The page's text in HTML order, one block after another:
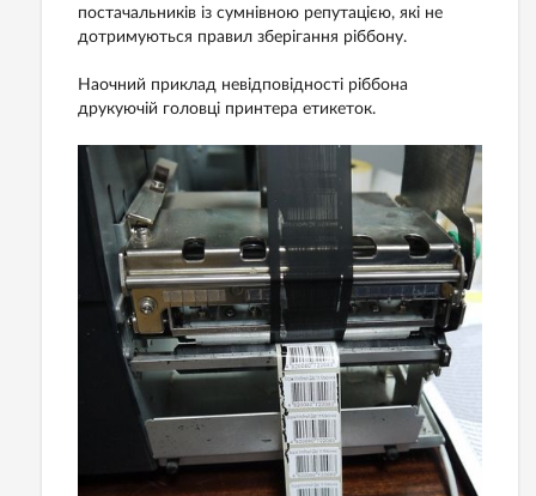
постачальників із сумнівною репутацією, які не
дотримуються правил зберігання ріббону.
Наочний приклад невідповідності ріббона
друкуючій головці принтера етикеток.